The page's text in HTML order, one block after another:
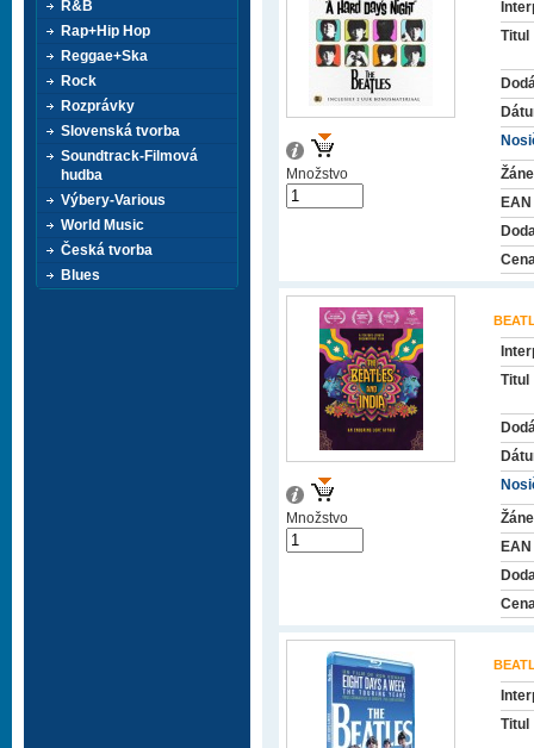
Titul
EAN
Množstvo
Titul
EAN
Množstvo
Titul
R&B
Rap+Hip Hop
Reggae+Ska
Rock
Rozprávky
Slovenská tvorba
Soundtrack-Filmová
hudba
Výbery-Various
World Music
Česká tvorba
Blues